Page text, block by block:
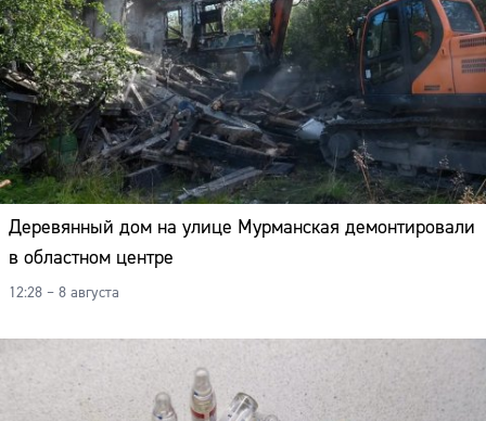
Деревянный дом на улице Мурманская демонтировали
в областном центре
12:28 – 8 августа